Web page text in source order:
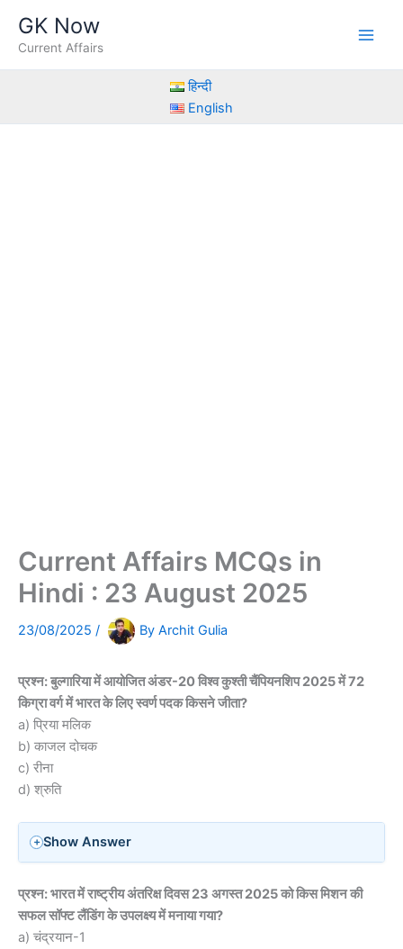
content
GK Now
Current Affairs
हिन्दी
English
Current Affairs MCQs in
Hindi : 23 August 2025
23/08/2025 / By Archit Gulia
प्रश्न: बुल्गारिया में आयोजित अंडर-20 विश्व कुश्ती चैंपियनशिप 2025 में 72
किग्रा वर्ग में भारत के लिए स्वर्ण पदक किसने जीता?
a) प्रिया मलिक
b) काजल दोचक
c) रीना
d) श्रुति
Show Answer
प्रश्न: भारत में राष्ट्रीय अंतरिक्ष दिवस 23 अगस्त 2025 को किस मिशन की
सफल सॉफ्ट लैंडिंग के उपलक्ष्य में मनाया गया?
a) चंद्रयान-1